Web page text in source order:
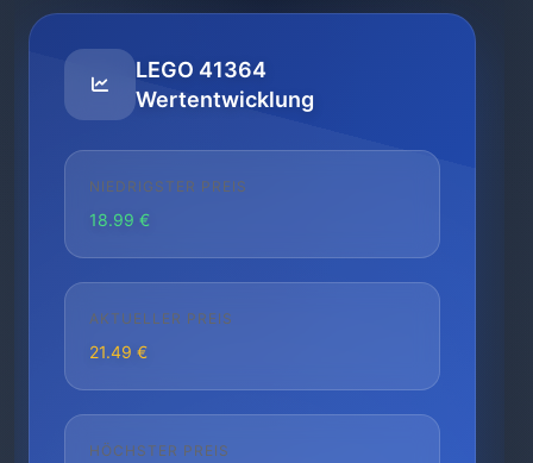
LEGO 41364
Wertentwicklung
NIEDRIGSTER PREIS
18.99 €
AKTUELLER PREIS
21.49 €
HÖCHSTER PREIS